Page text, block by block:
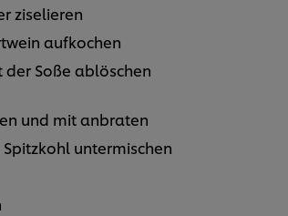
ziselieren
aufkochen
Soße ablöschen
und mit anbraten
untermischen